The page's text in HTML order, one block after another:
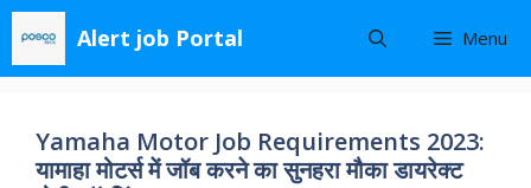
Skip
content
Alert job Portal Menu
Yamaha Motor Job Requirements 2023:
यामाहा मोटर्स में जॉब करने का सुनहरा मौका डायरेक्ट